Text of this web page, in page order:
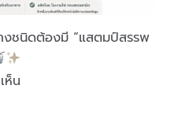
งชนิดต้องมี “แสตมป์สรรพ
ห็นบน